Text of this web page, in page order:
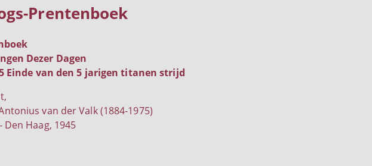
Prentenboek
Dezer Dagen
Einde van den 5 jarigen titanen strijd
van der Valk (1884-1975)
Den Haag, 1945